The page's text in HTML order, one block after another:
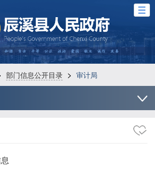
部门信息公开目录 > 审计局